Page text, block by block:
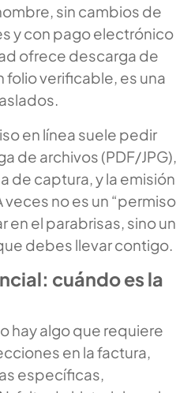
sin cambios de
y con pago electrónico
ofrece descarga de
verificable, es una
en línea suele pedir
de archivos (PDF/JPG),
de captura, y la emisión
no es un “permiso
en el parabrisas, sino un
debes llevar contigo.
cuándo es la
hay algo que requiere
en la factura,
específicas,